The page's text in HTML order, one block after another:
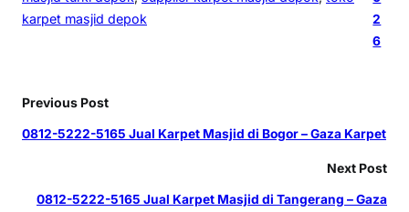
karpet masjid depok
2
6
Previous Post
0812-5222-5165 Jual Karpet Masjid di Bogor – Gaza Karpet
Next Post
0812-5222-5165 Jual Karpet Masjid di Tangerang – Gaza